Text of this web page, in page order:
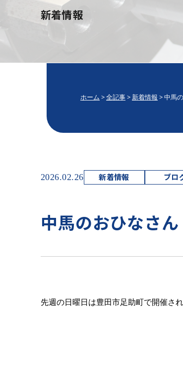
新着情報
ホーム >全記事> 新着情報 >中馬
2026.02.26 新着情報 ブロ
中馬のおひなさん
先週の日曜日は豊田市足助町で開催さ